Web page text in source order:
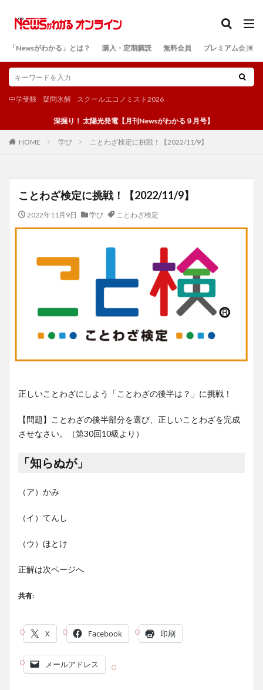
「Newsがわかる」とは？ 購入・定期購読 無料会員 プレミアム会員
中学受験 疑問氷解 スクールエコノミスト2026
深掘り！ 太陽光発電【月刊Newsがわかる９月号】
HOME 学び ことわざ検定に挑戦！【2022/11/9】
ことわざ検定に挑戦！【2022/11/9】
2022年11月9日 学び ことわざ検定
正しいことわざにしよう「ことわざの後半は？」に挑戦！
【問題】ことわざの後半部分を選び、正しいことわざを完成
させなさい。（第30回10級より）
「知らぬが」
（ア）かみ
（イ）てんし
（ウ）ほとけ
正解は次ページへ
共有:
X Facebook 印刷
メールアドレス
検索